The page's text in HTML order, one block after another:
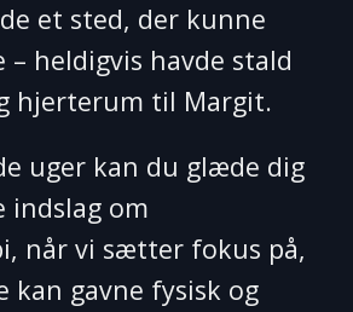
et sted, der kunne
– heldigvis havde stald
hjerterum til Margit.
uger kan du glæde dig
indslag om
når vi sætter fokus på,
kan gavne fysisk og